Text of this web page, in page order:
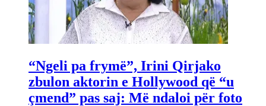
“Ngeli pa frymë”, Irini Qirjako
zbulon aktorin e Hollywood që “u
çmend” pas saj: Më ndaloi për foto